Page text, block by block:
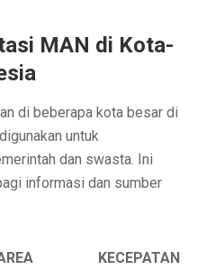
MAN di Kota-
di beberapa kota besar di
untuk
dan swasta. Ini
informasi dan sumber
KECEPATAN